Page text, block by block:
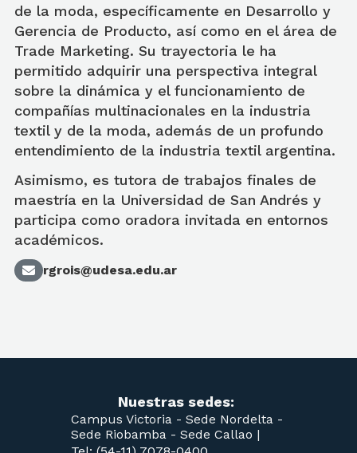
de la moda, específicamente en Desarrollo y
Gerencia de Producto, así como en el área de
Trade Marketing. Su trayectoria le ha
permitido adquirir una perspectiva integral
sobre la dinámica y el funcionamiento de
compañías multinacionales en la industria
textil y de la moda, además de un profundo
entendimiento de la industria textil argentina.
Asimismo, es tutora de trabajos finales de
maestría en la Universidad de San Andrés y
participa como oradora invitada en entornos
académicos.
rgrois@udesa.edu.ar
Nuestras sedes:
Campus Victoria - Sede Nordelta -
Sede Riobamba - Sede Callao |